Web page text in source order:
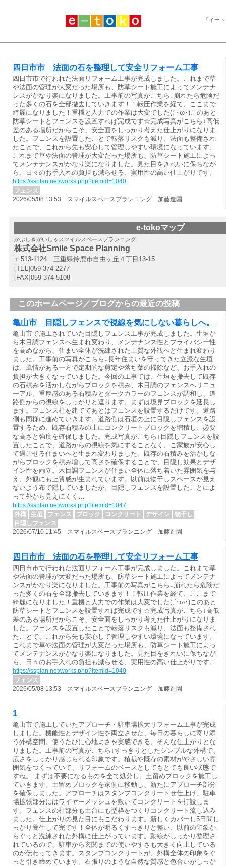
「イー
四日市市 法面の石を整理して安全リフォーム工事
四日市市で行われた法面リフォーム工事が完成しました。これまで草
や法面の管理が大変だった場所も、防草シート施工によってメンテナ
ンスがかなり楽になりました。工事前の写真がこちら↓崩れたら危険だ
った多くの石を全部撤去していきます！！転圧作業を経て、ここまで
綺麗になりました！重機と人力での作業は大変でした(;´･ω･)このあと
防草シートとフェンスを設置すれば完成です☆完成写真がこちら↓高低
差のある場所だからこそ、安全面をしっかり考えた仕上がりになりま
した。フェンスを設置したことで転落リスクも減り、法面も整備され
たことで、これから先も安心して管理しやすい環境になっています。
これまで草や法面の管理が大変だった場所も、防草シート施工によっ
てメンテナンスがかなり楽になりました。見た目をきれいに保ちなが
ら、日々のお手入れの負担も減らせる、実用性の高い仕上がりです。
https://ssplan.net/works.php?itemid=1040
フェンス
2026/05/08 13:53 スマイルスペースプランニング 加藤造園
e-tokoマップ
かぶしきがいしゃスマイルスペースプランニング
株式会社Smile Space Planning
〒513-1124 三重県鈴鹿市自由ヶ丘４丁目13-15
[TEL]059-374-2277
[FAX]059-374-5108
このホームページ／ブログからの最近の投稿
亀山市 目隠しフェンスで視線を気にしない暮らしへ。
亀山市で施工されていた目隠しフェンス工事が完成しました。生垣か
ら木目調フェンスへ生まれ変わり、メンテナンス性とプライバシー性
を高めながら、住まい全体が洗練された上質な外観へと生まれ変わり
ました。工事前の写真がこちら↓長年住まいを守ってきた立派な生垣
は、風情がある一方で定期的な剪定や落ち葉の掃除など、お手入れの
負担が大きくなっていました。今回の工事では、生垣を撤去して既存
の石積みを活かしながらブロックを積み、木目調のフェンスへリニュ
ーアル。重厚感のある石積みとダークカラーのフェンスが調和し、道
路側からの視線をしっかりと遮ります。まずは境界ブロックを延長し
ます。フェンス柱を建ててあとはフェンスを設置するだけです。道路
側も同様に進めていきます。道路側は石垣の上に目隠しフェンスを設
置するため、既存石積みの上にコンクリートブロックを増積し、必要
な高さと強度を確保しました。完成写真がこちら↓目隠しフェンスを設
置したことで、道路からの視線を気にすることなく、ご家族が安心し
て過ごせる住まいへと生まれ変わりました。既存の石積みを活かしな
がらブロックを積み増して高さを確保することで、目隠し効果とデザ
イン性を両立。木目調フェンスが住まい全体に落ち着いた雰囲気を与
え、外観にも上質感が生まれています。以前は物干しスペースが見え
ないよう布で隠していましたが、目隠しフェンスを設置したことによ
って外から見えにくく…
https://ssplan.net/works.php?itemid=1047
外構
生垣 フェンス ブロック コンクリート デザイン
物干し
目隠しフェンス
2026/07/10 11:45 スマイルスペースプランニング 加藤造園
四日市市 法面の石を整理して安全リフォーム工事
四日市市で行われた法面リフォーム工事が完成しました。これまで草
や法面の管理が大変だった場所も、防草シート施工によってメンテナ
ンスがかなり楽になりました。工事前の写真がこちら↓崩れたら危険だ
った多くの石を全部撤去していきます！！転圧作業を経て、ここまで
綺麗になりました！重機と人力での作業は大変でした(;´･ω･)このあと
防草シートとフェンスを設置すれば完成です☆完成写真がこちら↓高低
差のある場所だからこそ、安全面をしっかり考えた仕上がりになりま
した。フェンスを設置したことで転落リスクも減り、法面も整備され
たことで、これから先も安心して管理しやすい環境になっています。
これまで草や法面の管理が大変だった場所も、防草シート施工によっ
てメンテナンスがかなり楽になりました。見た目をきれいに保ちなが
ら、日々のお手入れの負担も減らせる、実用性の高い仕上がりです。
https://ssplan.net/works.php?itemid=1040
フェンス
2026/05/08 13:53 スマイルスペースプランニング 加藤造園
1
亀山市で施工していたアプローチ・駐車場拡大リフォーム工事が完成
しました。機能性とデザイン性を両立させた、毎日の暮らしに寄り添
う外構空間。使うたびに心地よさを実感できる、そんな仕上がりとな
りました。工事前の写真がこちら↓すっきりとしたシンプルな外構で、
広さをしっかり感じられる印象です。植栽や既存の素材がやさしい雰
囲気をつくっていて、リフォームのベースとしてもとても良い状態で
すね。 まずは不要になるものを全て処分し、土留めブロックを施工し
ていきます。土留めブロックを家側に移動し、新たにアプローチ部分
を確保しました。アプローチはスタンプコンクリートせ仕上げ、駐車
場拡張部分にはワイヤーメッシュを敷いてコンクリートを打設しま
す。フェンスの柱部分も土台にも型枠をつくりコンクリート流し込み
ました。仕上がりの見た目にもこだわります。新しくカバーし5日間し
っかり養生して完です！全体が明るくすっきりと整い、以前の印象か
らぐっと洗練された外構に仕上がっています。動線がしっかり整理さ
れているので、駐車から玄関までの使いやすさも大きく向上している
のが伝わってきます。スタンプコンクリートが、外構全体の印象をぐ
っと引き締めています。石張りのような自然な質感と色合いがしっか